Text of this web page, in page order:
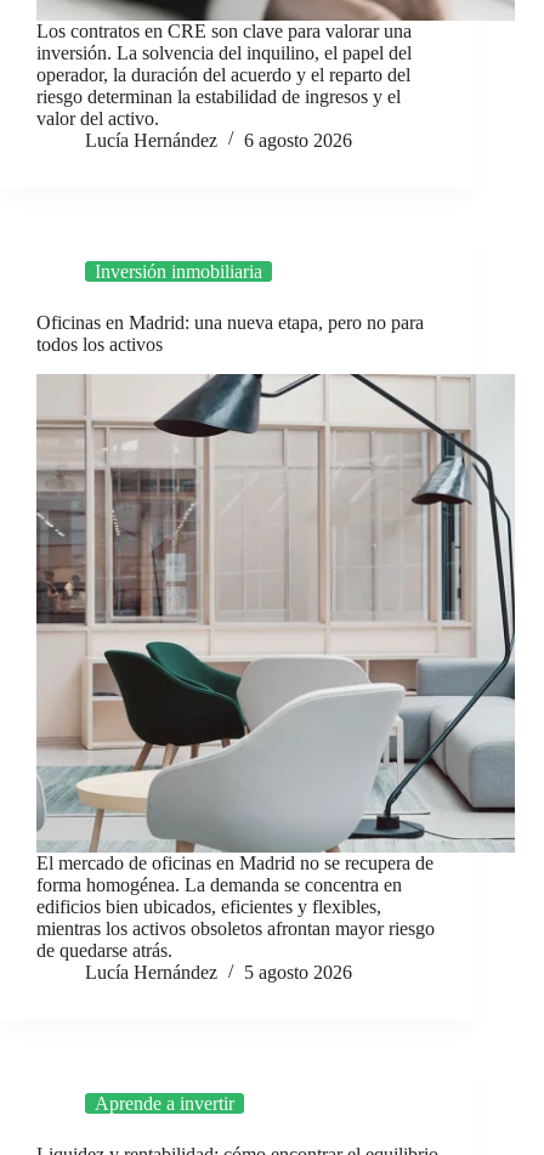
Los contratos en CRE son clave para valorar una
inversión. La solvencia del inquilino, el papel del
operador, la duración del acuerdo y el reparto del
riesgo determinan la estabilidad de ingresos y el
valor del activo.
Lucía Hernández
6 agosto 2026
Inversión inmobiliaria
Oficinas en Madrid: una nueva etapa, pero no para
todos los activos
El mercado de oficinas en Madrid no se recupera de
forma homogénea. La demanda se concentra en
edificios bien ubicados, eficientes y flexibles,
mientras los activos obsoletos afrontan mayor riesgo
de quedarse atrás.
Lucía Hernández
5 agosto 2026
Aprende a invertir